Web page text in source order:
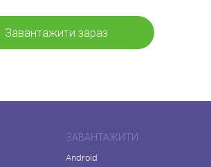
Завантажити зараз
ЗАВАНТАЖИТИ
Android